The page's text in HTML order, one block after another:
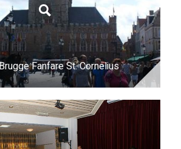
Fanfare St. Cornelius